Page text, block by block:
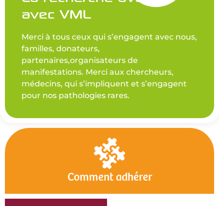
avec VML
Merci à tous ceux qui s’engagent avec nous,
familles, donateurs,
partenaires,organisateurs de
manifestations. Merci aux chercheurs,
médecins, qui s’impliquent et s’engagent
pour nos pathologies rares.
Comment adhérer